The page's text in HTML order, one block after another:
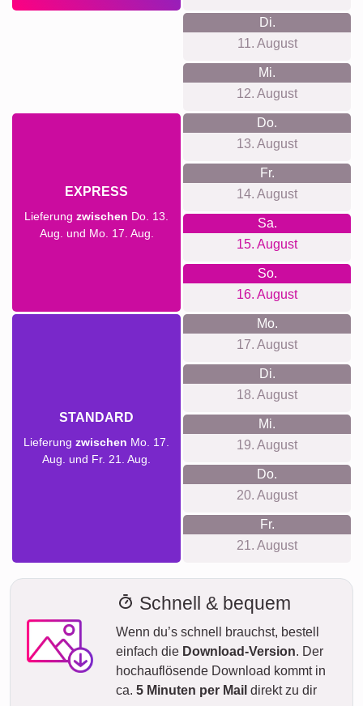
Di.
11. August
Mi.
12. August
EXPRESS
Lieferung zwischen Do. 13.
Aug. und Mo. 17. Aug.
Do.
13. August
Fr.
14. August
Sa.
15. August
So.
16. August
STANDARD
Lieferung zwischen Mo. 17.
Aug. und Fr. 21. Aug.
Mo.
17. August
Di.
18. August
Mi.
19. August
Do.
20. August
Fr.
21. August
Schnell & bequem
Wenn du’s schnell brauchst, bestell
einfach die Download-Version. Der
hochauflösende Download kommt in
ca. 5 Minuten per Mail direkt zu dir